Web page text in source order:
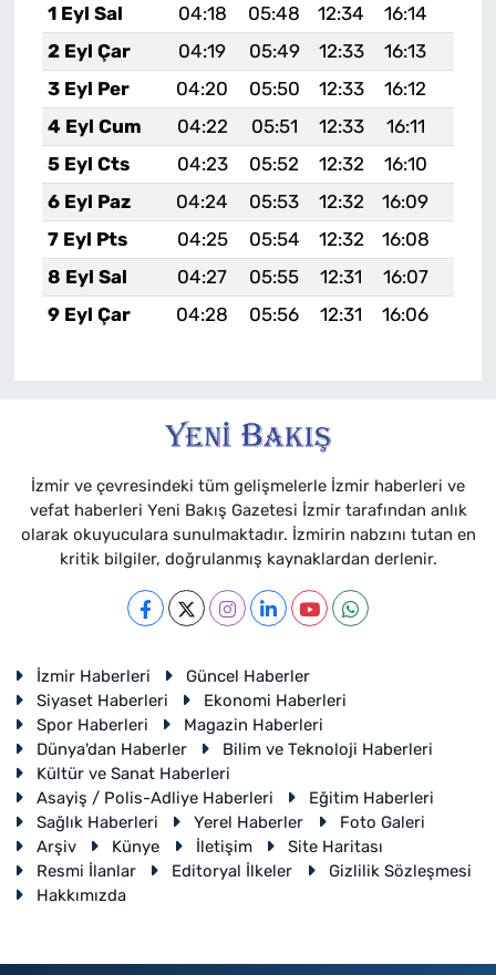
1 Eyl Sal
04:18 05:48 12:34 16:14
2 Eyl Çar
04:19 05:49 12:33 16:13
3 Eyl Per
04:20 05:50 12:33 16:12
4 Eyl Cum
04:22 05:51 12:33 16:11
5 Eyl Cts
04:23 05:52 12:32 16:10
6 Eyl Paz
04:24 05:53 12:32 16:09
7 Eyl Pts
04:25 05:54 12:32 16:08
8 Eyl Sal
04:27 05:55 12:31 16:07
9 Eyl Çar
04:28 05:56 12:31 16:06
İzmir ve çevresindeki tüm gelişmelerle İzmir haberleri ve
vefat haberleri Yeni Bakış Gazetesi İzmir tarafından anlık
olarak okuyuculara sunulmaktadır. İzmirin nabzını tutan en
kritik bilgiler, doğrulanmış kaynaklardan derlenir.
İzmir Haberleri
Güncel Haberler
Siyaset Haberleri
Ekonomi Haberleri
Spor Haberleri
Magazin Haberleri
Dünya'dan Haberler
Bilim ve Teknoloji Haberleri
Kültür ve Sanat Haberleri
Asayiş / Polis-Adliye Haberleri
Eğitim Haberleri
Sağlık Haberleri
Yerel Haberler
Foto Galeri
Arşiv
Künye İletişim
Site Haritası
Resmi İlanlar
Editoryal İlkeler
Gizlilik Sözleşmesi
Hakkımızda